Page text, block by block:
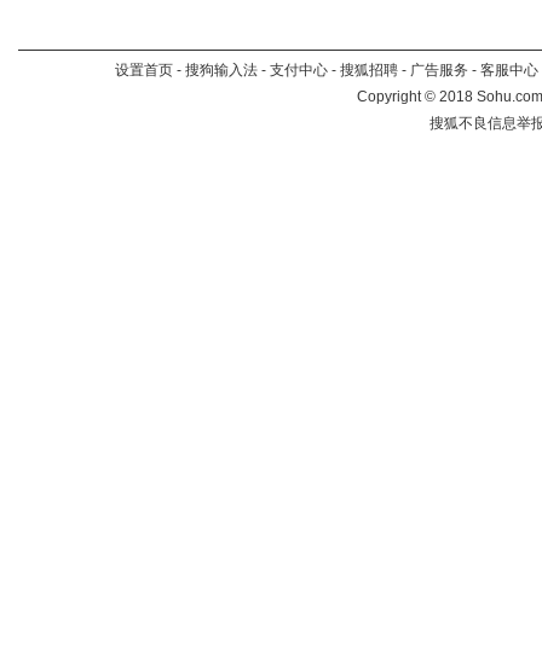
设置首页 - 搜狗输入法 - 支付中心 - 搜狐招聘 - 广告服务 - 客服中心
Copyright©2018
搜狐不良信息举